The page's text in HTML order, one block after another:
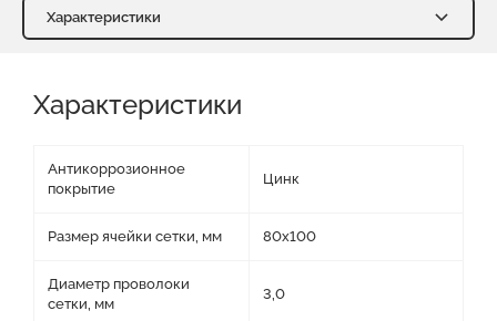
Характеристики
Преимущества Оставить заявку на КП
Характеристики
Антикоррозионное
покрытие
Цинк
Размер ячейки сетки, мм 80х100
Диаметр проволоки
сетки, мм
3,0